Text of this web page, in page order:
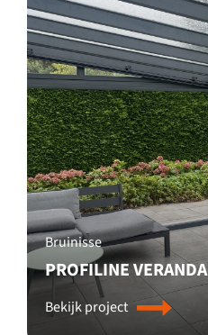
Bruinisse
PROFILINE VERANDA
Bekijk project